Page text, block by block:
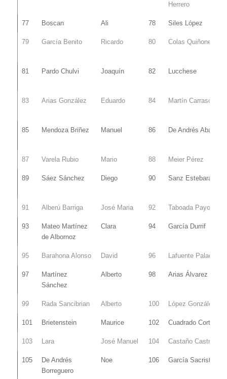
Herrero
77 Boscan Ali 78 Siles López
79 García Benito Ricardo 80 Colas Quiñones
81 Pardo Chulvi Joaquín 82 Lucchese
83 Arias González Eduardo 84 Martín Carrasco
85 Mendoza Briñez Manuel 86 De Andrés Abad
87 Varela Rubio Mario 88 Meier Pérez
89 Sáez Sánchez Diego 90 Sanz Estebaranz
91 Alberú Barriga José Maria 92 Taboada Payo
93
Mateo Martínez
de Albornoz
Clara 94 García Durrif
95 Barahona Alonso David 96 Lafuente Palacín
97
Martínez
Sánchez
Alberto 98 Arias Álvarez
99 Rada Sancibrian Alberto 100 López González
101 Brietenstein Maurice 102 Cuadrado Cortina
103 Lara José Manuel 104 Castaño Castro
105
De Andrés
Borreguero
Noe 106 García Sacristan